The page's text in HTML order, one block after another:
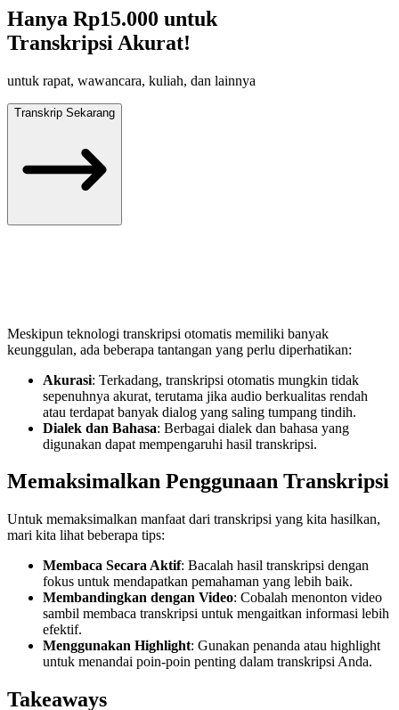
Hanya Rp15.000 untuk
Transkripsi Akurat!
untuk rapat, wawancara, kuliah, dan lainnya
Transkrip Sekarang
Meskipun teknologi transkripsi otomatis memiliki banyak
keunggulan, ada beberapa tantangan yang perlu diperhatikan:
Akurasi: Terkadang, transkripsi otomatis mungkin tidak
sepenuhnya akurat, terutama jika audio berkualitas rendah
atau terdapat banyak dialog yang saling tumpang tindih.
Dialek dan Bahasa: Berbagai dialek dan bahasa yang
digunakan dapat mempengaruhi hasil transkripsi.
Memaksimalkan Penggunaan Transkripsi
Untuk memaksimalkan manfaat dari transkripsi yang kita hasilkan,
mari kita lihat beberapa tips:
Membaca Secara Aktif: Bacalah hasil transkripsi dengan
fokus untuk mendapatkan pemahaman yang lebih baik.
Membandingkan dengan Video: Cobalah menonton video
sambil membaca transkripsi untuk mengaitkan informasi lebih
efektif.
Menggunakan Highlight: Gunakan penanda atau highlight
untuk menandai poin-poin penting dalam transkripsi Anda.
Takeaways